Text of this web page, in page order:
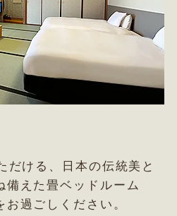
だける、日本の伝統美と
備えた畳ベッドルーム
過ごしください。